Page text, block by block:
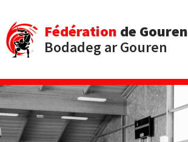
Fédération de Gouren
Bodadeg ar Gouren